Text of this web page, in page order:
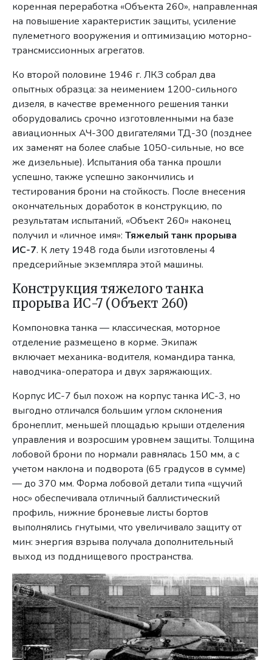
коренная переработка «Объекта 260», направленная
на повышение характеристик защиты, усиление
пулеметного вооружения и оптимизацию моторно-
трансмиссионных агрегатов.
Ко второй половине 1946 г. ЛКЗ собрал два
опытных образца: за неимением 1200-сильного
дизеля, в качестве временного решения танки
оборудовались срочно изготовленными на базе
авиационных АЧ-300 двигателями ТД-30 (позднее
их заменят на более слабые 1050-сильные, но все
же дизельные). Испытания оба танка прошли
успешно, также успешно закончились и
тестирования брони на стойкость. После внесения
окончательных доработок в конструкцию, по
результатам испытаний, «Объект 260» наконец
получил и «личное имя»:Тяжелый танк прорыва
ИС-7. К лету 1948 года были изготовлены 4
предсерийные экземпляра этой машины.
Конструкция тяжелого танка
прорыва ИС-7 (Объект 260)
Компоновка танка — классическая, моторное
отделение размещено в корме. Экипаж
включает механика-водителя, командира танка,
наводчика-оператора и двух заряжающих.
Корпус ИС-7 был похож на корпус танка ИС-3, но
выгодно отличался большим углом склонения
бронеплит, меньшей площадью крыши отделения
управления и возросшим уровнем защиты. Толщина
лобовой брони по нормали равнялась 150 мм, а с
учетом наклона и подворота (65 градусов в сумме)
— до 370 мм. Форма лобовой детали типа «щучий
нос» обеспечивала отличный баллистический
профиль, нижние броневые листы бортов
выполнялись гнутыми, что увеличивало защиту от
мин: энергия взрыва получала дополнительный
выход из подднищевого пространства.